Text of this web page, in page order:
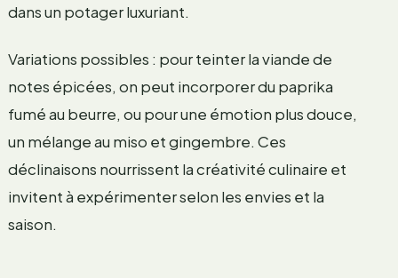
dans un potager luxuriant.
Variations possibles : pour teinter la viande de
notes épicées, on peut incorporer du paprika
fumé au beurre, ou pour une émotion plus douce,
un mélange au miso et gingembre. Ces
déclinaisons nourrissent la créativité culinaire et
invitent à expérimenter selon les envies et la
saison.